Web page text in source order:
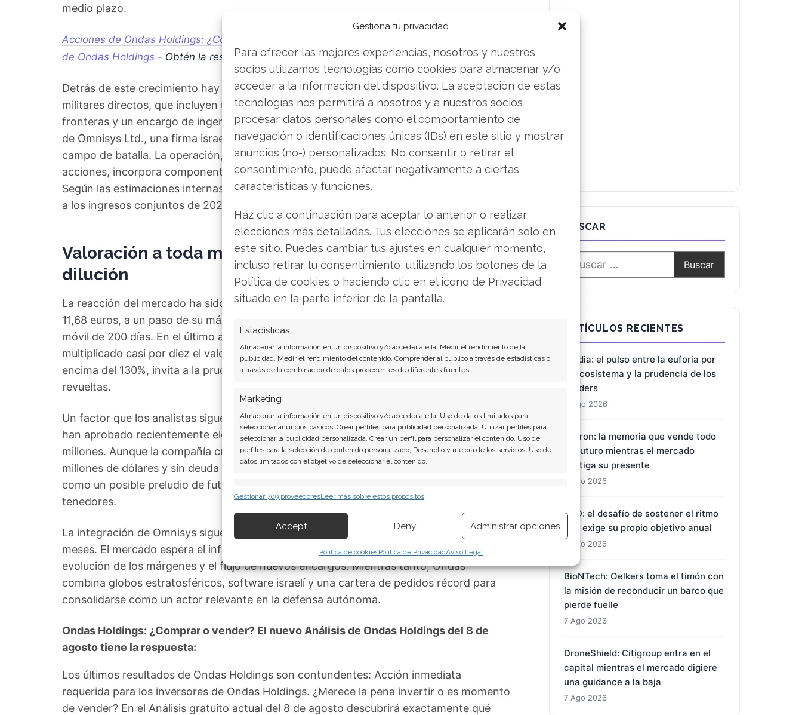
Gestiona tu privacidad
Para ofrecer las mejores experiencias, nosotros y nuestros
socios utilizamos tecnologías como cookies para almacenar y/o
acceder a la información del dispositivo. La aceptación de estas
tecnologías nos permitirá a nosotros y a nuestros socios
procesar datos personales como el comportamiento de
navegación o identificaciones únicas (IDs) en este sitio y mostrar
anuncios (no-) personalizados. No consentir o retirar el
consentimiento, puede afectar negativamente a ciertas
características y funciones.
Haz clic a continuación para aceptar lo anterior o realizar
elecciones más detalladas. Tus elecciones se aplicarán solo en
este sitio. Puedes cambiar tus ajustes en cualquier momento,
incluso retirar tu consentimiento, utilizando los botones de la
Política de cookies o haciendo clic en el icono de Privacidad
situado en la parte inferior de la pantalla.
Estadísticas
Almacenar la información en un dispositivo y/o acceder a ella, Medir el rendimiento de la
publicidad, Medir el rendimiento del contenido, Comprender al público a través de estadísticas o
a través de la combinación de datos procedentes de diferentes fuentes.
Marketing
Almacenar la información en un dispositivo y/o acceder a ella, Uso de datos limitados para
seleccionar anuncios básicos, Crear perfiles para publicidad personalizada, Utilizar perfiles para
seleccionar la publicidad personalizada, Crear un perfil para personalizar el contenido, Uso de
perfiles para la selección de contenido personalizado, Desarrollo y mejora de los servicios, Uso de
datos limitados con el objetivo de seleccionar el contenido.
información transmitida de forma automática.
Garantizar la seguridad, evitar y detectar fraudes, y eliminar
fallos, Ofrecer y presentar publicidad y contenido, Guardar y
comunicar las preferencias de privacidad.
Siempre activo
Gestionar 709 proveedoresLeer más sobre estos propósitos
Accept Deny Administrar opciones
Política de cookiesPolítica de PrivacidadAviso Legal
medio plazo.
Acciones de Ondas Holdings: ¿Comprar, mantener o vender? Descarga gratuita de tu análisis
de Ondas Holdings - Obtén la respuesta que andabas buscando.
Detrás de este crecimiento hay dos vectores principales. Por un lado, los contratos
militares directos, que incluyen un programa de 50 millones para desminado en
fronteras y un encargo de ingeniería castrense por 140 millones. Por otro, la adquisición
de Omnisys Ltd., una firma israelí especializada en software de orquestación en el
campo de batalla. La operación, valorada en unos 197 millones de dólares y pagada con
acciones, incorpora componentes de software de mayor margen a la oferta de Ondas.
Según las estimaciones internas, Omnisys aportará alrededor de 100 millones de dólares
a los ingresos conjuntos de 2026 y 2027.
Valoración a toda máquina, pero con el ojo en la
dilución
La reacción del mercado ha sido rotunda. Las acciones de Ondas cotizan en torno a los
11,68 euros, a un paso de su máximo de 52 semanas y un 60% por encima de su media
móvil de 200 días. En el último año, la revalorización supera el 800%, lo que ha
multiplicado casi por diez el valor del título. Sin embargo, la volatilidad anualizada, por
encima del 130%, invita a la prudencia: quien invierte aquí sabe que navega en aguas
revueltas.
Un factor que los analistas siguen de cerca es la estructura de capital. Los accionistas
han aprobado recientemente elevar el número de acciones autorizadas hasta los 1.200
millones. Aunque la compañía cuenta con una posición de caja robusta —cerca de 1.500
millones de dólares y sin deuda a largo plazo—, el mercado interpreta ese movimiento
como un posible preludio de futuras ampliaciones que podrían diluir a los actuales
tenedores.
La integración de Omnisys sigue siendo la tarea operativa central de los próximos
meses. El mercado espera el informe trimestral de agosto para conocer con detalle la
evolución de los márgenes y el flujo de nuevos encargos. Mientras tanto, Ondas
combina globos estratosféricos, software israelí y una cartera de pedidos récord para
consolidarse como un actor relevante en la defensa autónoma.
Ondas Holdings: ¿Comprar o vender? El nuevo Análisis de Ondas Holdings del 8 de
agosto tiene la respuesta:
Los últimos resultados de Ondas Holdings son contundentes: Acción inmediata
requerida para los inversores de Ondas Holdings. ¿Merece la pena invertir o es momento
de vender? En el Análisis gratuito actual del 8 de agosto descubrirá exactamente qué
BUSCAR
ARTÍCULOS RECIENTES
Nvidia: el pulso entre la euforia por
el ecosistema y la prudencia de los
insiders
8 Ago 2026
Micron: la memoria que vende todo
su futuro mientras el mercado
castiga su presente
7 Ago 2026
BYD: el desafío de sostener el ritmo
que exige su propio objetivo anual
7 Ago 2026
BioNTech: Oelkers toma el timón con
la misión de reconducir un barco que
pierde fuelle
7 Ago 2026
DroneShield: Citigroup entra en el
capital mientras el mercado digiere
una guidance a la baja
7 Ago 2026